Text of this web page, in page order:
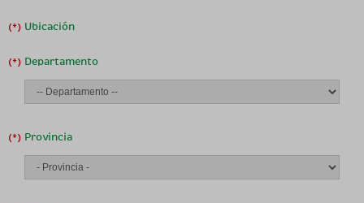
Ubicación
Departamento
Provincia